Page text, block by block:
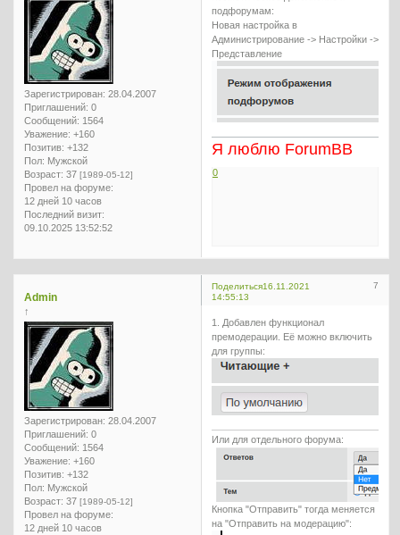
Зарегистрирован: 28.04.2007
Приглашений: 0
Сообщений: 1564
Уважение: +160
Позитив: +132
Пол: Мужской
Возраст: 37 [1989-05-12]
Провел на форуме:
12 дней 10 часов
Последний визит:
09.10.2025 13:52:52
подфорумам:
Новая настройка в
Администрирование -> Настройки ->
Представление
Я люблю ForumBB
0
Поделиться 7
16.11.2021
14:55:13
Admin
↑
Зарегистрирован: 28.04.2007
Приглашений: 0
Сообщений: 1564
Уважение: +160
Позитив: +132
Пол: Мужской
Возраст: 37 [1989-05-12]
Провел на форуме:
12 дней 10 часов
1. Добавлен функционал
премодерации. Её можно включить
для группы:
Или для отдельного форума:
Кнопка "Отправить" тогда меняется
на "Отправить на модерацию":